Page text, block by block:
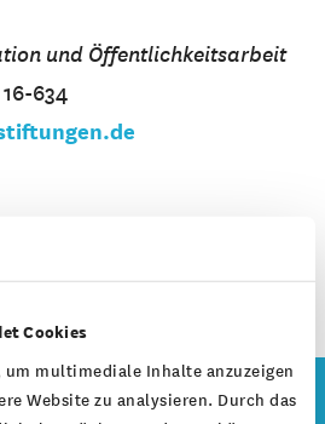
Cookies
um multimediale Inhalte anzuzeigen
Website zu analysieren. Durch das
und Öffentlichkeitsarbeit
634